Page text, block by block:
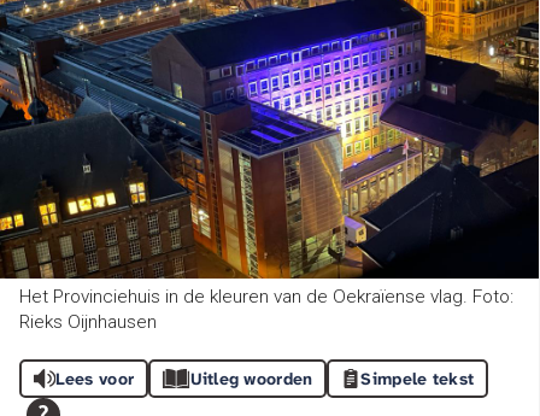
Het Provinciehuis in de kleuren van de Oekraïense vlag. Foto:
Rieks Oijnhausen
Lees voor Uitleg woorden Simpele tekst